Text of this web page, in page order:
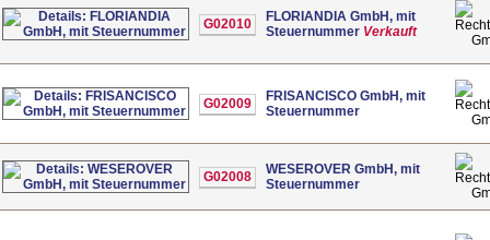
G02010
FLORIANDIA GmbH, mit
Steuernummer Verkauft
G02009
FRISANCISCO GmbH, mit
Steuernummer
G02008
WESEROVER GmbH, mit
Steuernummer